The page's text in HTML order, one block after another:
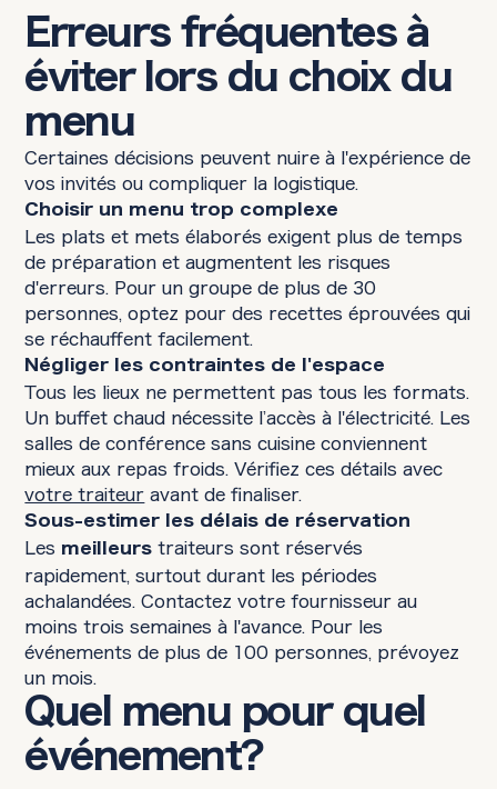
Erreurs fréquentes à
éviter lors du choix du
menu
Certaines décisions peuvent nuire à l'expérience de
vos invités ou compliquer la logistique.
Choisir un menu trop complexe
Les plats et mets élaborés exigent plus de temps
de préparation et augmentent les risques
d'erreurs. Pour un groupe de plus de 30
personnes, optez pour des recettes éprouvées qui
se réchauffent facilement.
Négliger les contraintes de l'espace
Tous les lieux ne permettent pas tous les formats.
Un buffet chaud nécessite l’accès à l'électricité. Les
salles de conférence sans cuisine conviennent
mieux aux repas froids. Vérifiez ces détails avec
votre traiteuravant de finaliser.
Sous-estimer les délais de réservation
Les meilleurstraiteurs sont réservés
rapidement, surtout durant les périodes
achalandées. Contactez votre fournisseur au
moins trois semaines à l'avance. Pour les
événements de plus de 100 personnes, prévoyez
un mois.
Quel menu pour quel
événement?